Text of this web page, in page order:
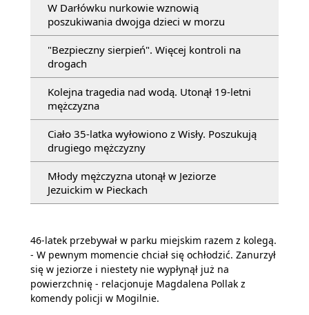
W Darłówku nurkowie wznowią
poszukiwania dwojga dzieci w morzu
"Bezpieczny sierpień". Więcej kontroli na
drogach
Kolejna tragedia nad wodą. Utonął 19-letni
mężczyzna
Ciało 35-latka wyłowiono z Wisły. Poszukują
drugiego mężczyzny
Młody mężczyzna utonął w Jeziorze
Jezuickim w Pieckach
46-latek przebywał w parku miejskim razem z kolegą.
- W pewnym momencie chciał się ochłodzić. Zanurzył
się w jeziorze i niestety nie wypłynął już na
powierzchnię - relacjonuje Magdalena Pollak z
komendy policji w Mogilnie.